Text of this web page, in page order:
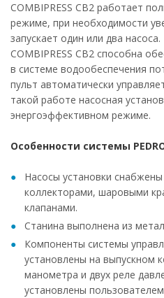
COMBIPRESS CB2 работает
режиме, при необходимости
запускает один или два
COMBIPRESS CB2 способна
в системе водообеспечения
пульт автоматически
такой работе насосная
энергоэффективном режиме.
Особенности системы
Насосы установки
коллекторами, шаровыми
клапанами.
Станина выполнена из
Компоненты системы
установлены на выпускном
манометра и двух реле
установлены